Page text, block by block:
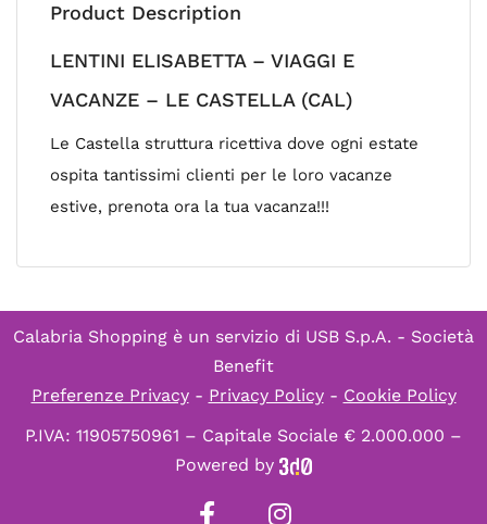
Product Description
LENTINI ELISABETTA – VIAGGI E
VACANZE – LE CASTELLA (CAL)
Le Castella struttura ricettiva dove ogni estate
ospita tantissimi clienti per le loro vacanze
estive, prenota ora la tua vacanza!!!
Calabria Shopping è un servizio di USB S.p.A. - Società
Benefit
Preferenze Privacy- Privacy Policy- Cookie Policy
P.IVA: 11905750961 – Capitale Sociale € 2.000.000 –
Powered by